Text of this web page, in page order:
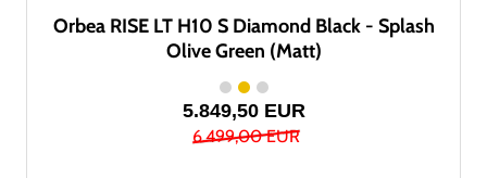
Orbea RISE LT H10 S Diamond Black - Splash
Olive Green (Matt)
5.849,50 EUR
6.499,00 EUR